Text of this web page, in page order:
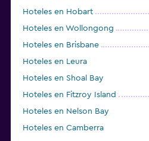
Hoteles en Hobart
Hoteles en Wollongong
Hoteles en Brisbane
Hoteles en Leura
Hoteles en Shoal Bay
Hoteles en Fitzroy Island
Hoteles en Nelson Bay
Hoteles en Camberra